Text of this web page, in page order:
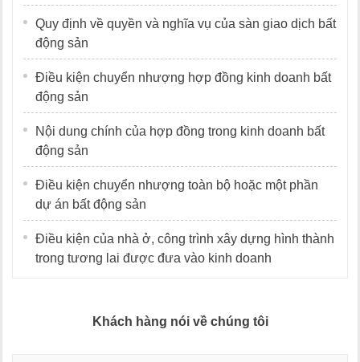
Quy định về quyền và nghĩa vụ của sàn giao dịch bất
động sản
Điều kiện chuyển nhượng hợp đồng kinh doanh bất
động sản
Nội dung chính của hợp đồng trong kinh doanh bất
động sản
Điều kiện chuyển nhượng toàn bộ hoặc một phần
dự án bất động sản
Điều kiện của nhà ở, công trình xây dựng hình thành
trong tương lai được đưa vào kinh doanh
Khách hàng nói về chúng tôi